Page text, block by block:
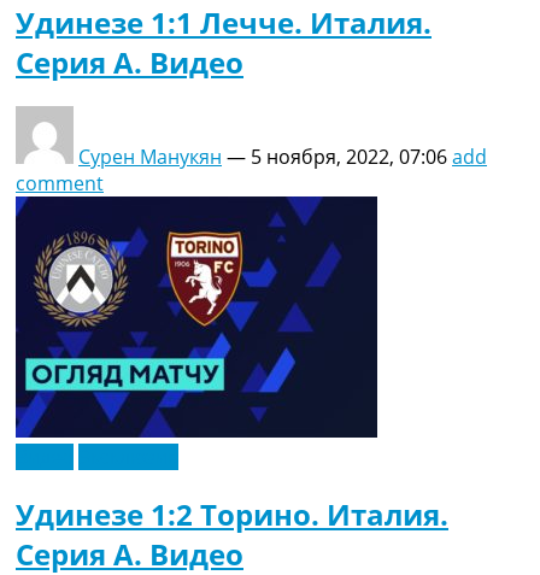
Удинезе 1:1 Лечче. Италия.
Серия A. Видео
Сурен Манукян — 5 ноября, 2022, 07:06add
comment
Удинезе 1:2 Торино. Италия.
Серия A. Видео